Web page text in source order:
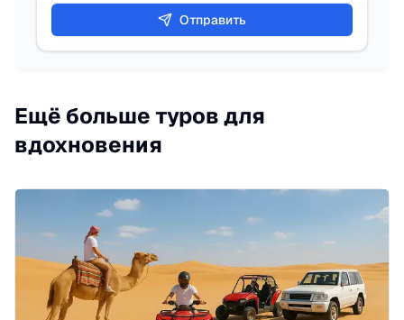
Отправить
Ещё больше туров для
вдохновения